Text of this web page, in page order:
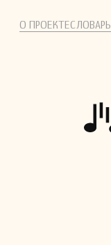
О ПРОЕКТЕСЛОВАРЬ